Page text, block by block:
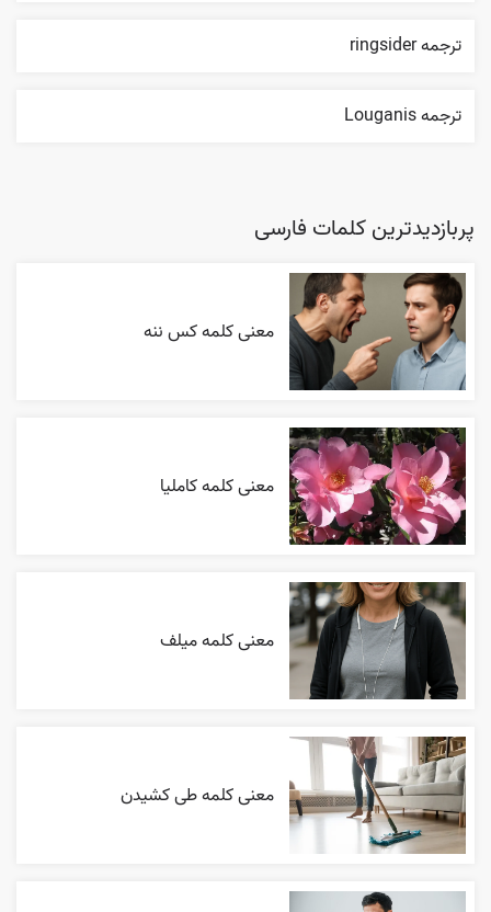
ترجمه ringsider
ترجمه Louganis
پربازدیدترین کلمات فارسی
معنی کلمه کس ننه
معنی کلمه کاملیا
معنی کلمه میلف
معنی کلمه طی کشیدن